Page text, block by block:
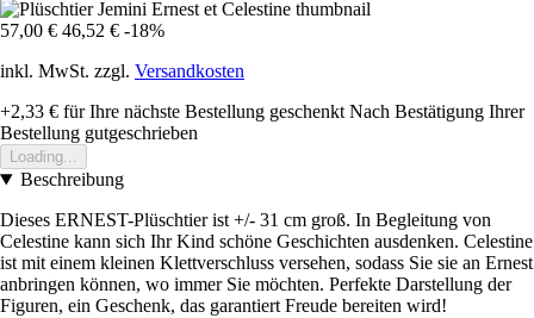
57,00 € 46,52 € -18%
inkl. MwSt. zzgl. Versandkosten
+2,33 € für Ihre nächste Bestellung geschenkt Nach Bestätigung Ihrer
Bestellung gutgeschrieben
Loading...
Beschreibung
Dieses ERNEST-Plüschtier ist +/- 31 cm groß. In Begleitung von
Celestine kann sich Ihr Kind schöne Geschichten ausdenken. Celestine
ist mit einem kleinen Klettverschluss versehen, sodass Sie sie an Ernest
anbringen können, wo immer Sie möchten. Perfekte Darstellung der
Figuren, ein Geschenk, das garantiert Freude bereiten wird!